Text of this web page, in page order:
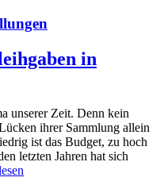
in
unserer Zeit. Denn kein
ihrer Sammlung allein
ist das Budget, zu hoch
letzten Jahren hat sich